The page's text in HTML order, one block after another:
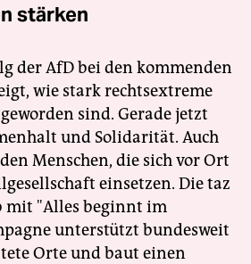
stärken
der AfD bei den kommenden
wie stark rechtsextreme
sind. Gerade jetzt
und Solidarität. Auch
Menschen, die sich vor Ort
einsetzen. Die taz
mit "Alles beginnt im
unterstützt bundesweit
Orte und baut einen